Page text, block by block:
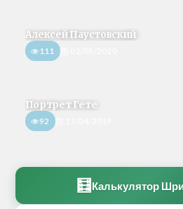
Алексей Паустовский
111
Портрет Гете
92
🧮 Калькулятор